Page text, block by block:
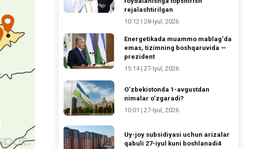
rejalashtirilgan
10:12 | 28-Iyul, 2026
Energetikada muammo mablag‘da
emas, tizimning boshqaruvida —
prezident
15:14 | 27-Iyul, 2026
O‘zbekistonda 1-avgustdan
nimalar o‘zgaradi?
10:01 | 27-Iyul, 2026
Uy-joy subsidiyasi uchun arizalar
qabuli 27-iyul kuni boshlanadi4